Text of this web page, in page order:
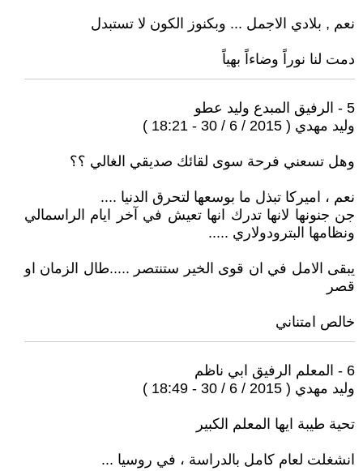
نعم , بلادي الاجمل ... وبكنوز الكون لا تستبدل
دمت لنا نوراً وضاءاً بهياً
5 - الرفيق المبدع وليد عطو
وليد مهدي ( 2015 / 6 / 30 - 18:21 )
وهل تسعني فرحة سوى لقائك صديقي الغالي ؟؟
نعم ، اميركا تبذل ما بوسعها لتحرق الدنيا ....
جن جنونها لانها تدرك انها تعيش في آخر ايام الراسمالي
ونظامها البترودولاري .....
يبقى الامل في ان قوى الخير ستنتصر .....طال الزمان او
قصر
خالص امتناني
6 - المعلم الرفيق ابي ناظم
وليد مهدي ( 2015 / 6 / 30 - 18:49 )
تحية طيبة ايها المعلم الكبير
انشغلت لعام كامل بالدراسة ، في روسيا ...